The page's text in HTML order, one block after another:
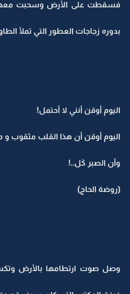
فسقطت على الأرض وسحبت
بدوره زجاجات العطور التي تملأ
اليوم أوقن أنني لا أحتمل!
اليوم أوقن أن هذا القلب مثقوب
وأن الصبر كَل..!
(روضة الحاج)
وصل صوت ارتطامها بالأرض